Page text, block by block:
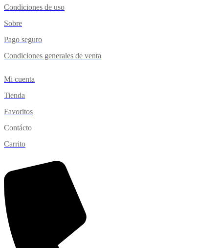
Condiciones de uso
Sobre
Pago seguro
Condiciones generales de venta
Mi cuenta
Tienda
Favoritos
Contácto
Carrito